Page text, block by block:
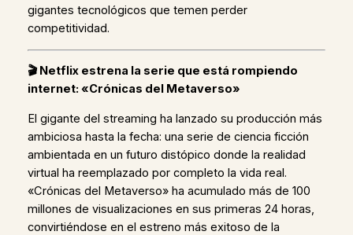
gigantes tecnológicos que temen perder
competitividad.
🎬Netflix estrena la serie que está rompiendo
internet: «Crónicas del Metaverso»
El gigante del streaming ha lanzado su producción más
ambiciosa hasta la fecha: una serie de ciencia ficción
ambientada en un futuro distópico donde la realidad
virtual ha reemplazado por completo la vida real.
«Crónicas del Metaverso» ha acumulado más de 100
millones de visualizaciones en sus primeras 24 horas,
convirtiéndose en el estreno más exitoso de la